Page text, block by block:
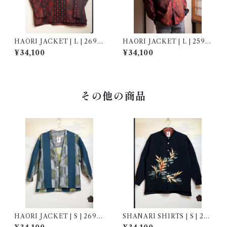
HAORI JACKET | L | 2690
06
¥34,100
HAORI JACKET | L | 2590
06
¥34,100
その他の商品
HAORI JACKET | S | 2690
09
SHANARI SHIRTS | S | 262
036